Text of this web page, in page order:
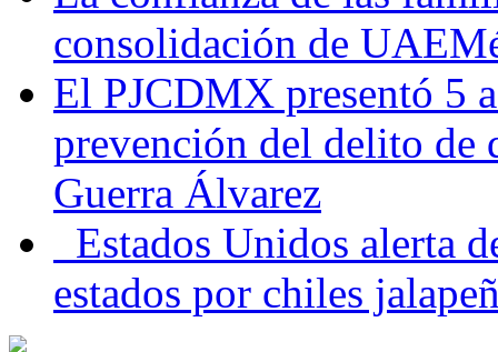
consolidación de
El PJCDMX presentó 5
prevención del delito de
Guerra Álvarez
Estados Unidos alerta
estados por chiles